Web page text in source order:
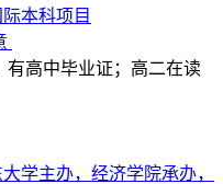
本科项目
有高中毕业证；高二在读
学主办，经济学院承办，